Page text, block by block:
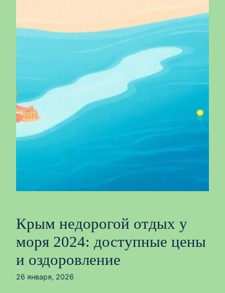
Крым недорогой отдых у
моря 2024: доступные цены
и оздоровление
26 января, 2026